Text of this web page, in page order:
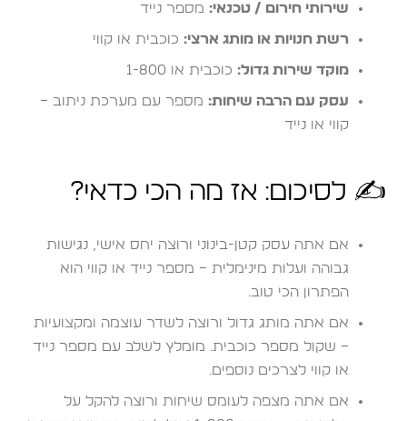
שירותי חירום / טכנאי: מספר נייד
רשת חנויות או מותג ארצי: כוכבית או קווי
מוקד שירות גדול: כוכבית או 1-800
עסק עם הרבה שיחות: מספר עם מערכת ניתוב –
קווי או נייד
✍️ לסיכום: אז מה הכי כדאי?
אם אתה עסק קטן-בינוני ורוצה יחס אישי, נגישות
גבוהה ועלות מינימלית – מספר נייד או קווי הוא
הפתרון הכי טוב.
אם אתה מותג גדול ורוצה לשדר עוצמה ומקצועיות
– שקול מספר כוכבית. מומלץ לשלב עם מספר נייד
או קווי לצרכים נוספים.
אם אתה מצפה לעומס שיחות ורוצה להקל על